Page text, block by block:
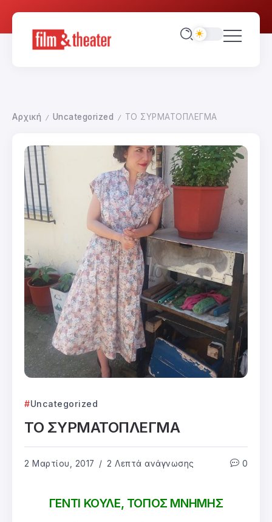
Αρχική / Uncategorized / ΤΟ ΣΥΡΜΑΤΟΠΛΕΓΜΑ
Uncategorized
ΤΟ ΣΥΡΜΑΤΟΠΛΕΓΜΑ
2 Μαρτίου, 2017 2 Λεπτά ανάγνωσης 0
ΓΕΝΤΙ ΚΟΥΛΕ, ΤΟΠΟΣ ΜΝΗΜΗΣ